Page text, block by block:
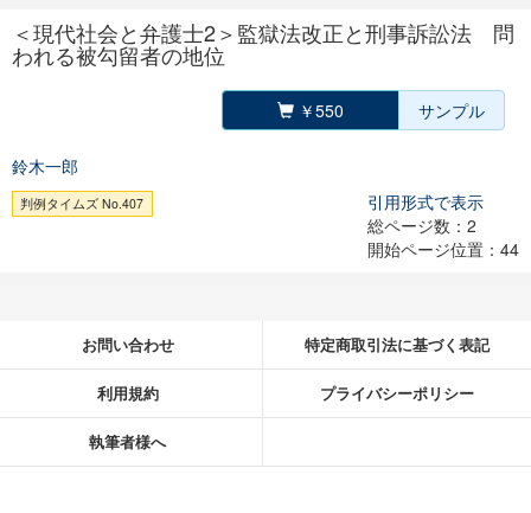
＜現代社会と弁護士2＞監獄法改正と刑事訴訟法 問
われる被勾留者の地位
￥550 サンプル
鈴木一郎
判例タイムズ No.407
引用形式で表示
総ページ数：2
開始ページ位置：44
お問い合わせ 特定商取引法に基づく表記
利用規約 プライバシーポリシー
執筆者様へ